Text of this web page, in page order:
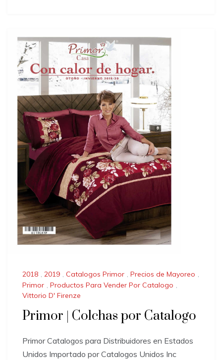
2018 , 2019 , Catalogos Primor , Precios de Mayoreo ,
Primor , Productos Para Vender Por Catalogo ,
Vittorio D' Firenze
Primor | Colchas por Catalogo
Primor Catalogos para Distribuidores en Estados
Unidos Importado por Catalogos Unidos Inc